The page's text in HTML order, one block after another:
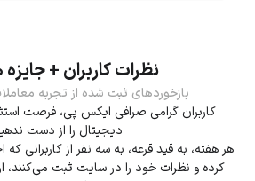
نظرات کاربران +
بازخوردهای ثبت شده از تجربه
کاربران گرامی صرافی ایکس پی، فرصت
دیجیتال را از دست
هر هفته، به قید قرعه، به سه نفر از کاربرانی
کرده و نظرات خود را در سایت ثبت می‌کنند،